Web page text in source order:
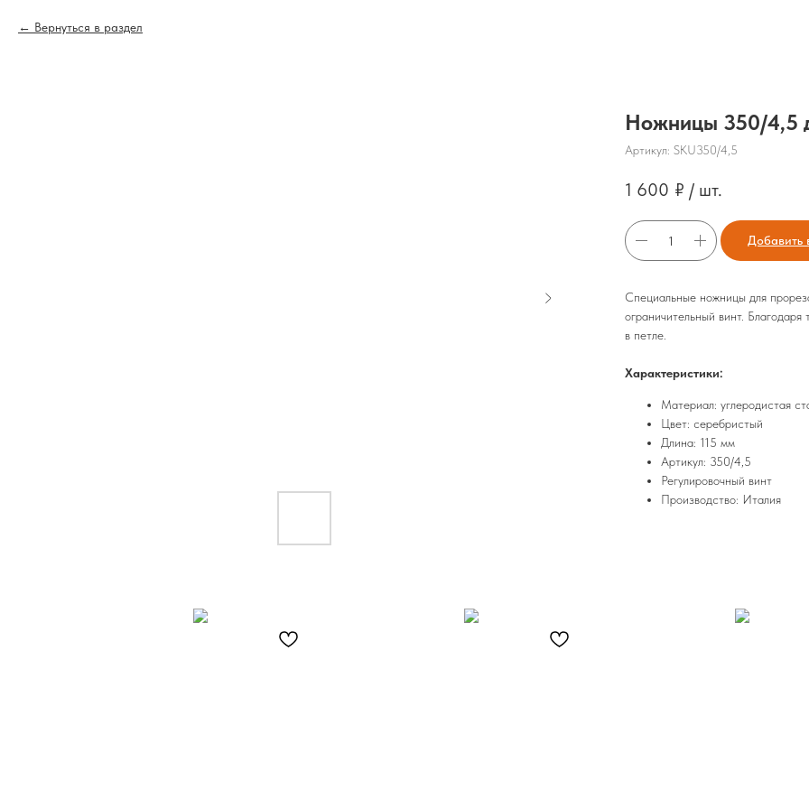
Вернуться в раздел
Ножницы 350/4,5
Артикул: SKU350/4,5
1 600 ₽ / шт.
Добавить
Специальные ножницы для
ограничительный винт.
в петле.
Характеристики:
Материал: углеродистая
Цвет: серебристый
Длина: 115 мм
Артикул: 350/4,5
Регулировочный винт
Производство: Италия